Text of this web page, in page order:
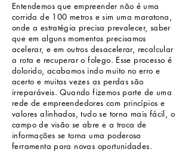
Entendemos que empreender não é uma
corrida de 100 metros e sim uma maratona,
onde a estratégia precisa prevalecer, saber
que em alguns momentos precisamos
acelerar, e em outros desacelerar, recalcular
a rota e recuperar o folego. Esse processo é
dolorido, acabamos indo muito no erro e
acerto e muitas vezes as perdas são
irreparáveis. Quando fizemos parte de uma
rede de empreendedores com princípios e
valores alinhados, tudo se torna mais fácil, o
campo de visão se abre e a troca de
informações se torna uma poderosa
ferramenta para novas oportunidades.